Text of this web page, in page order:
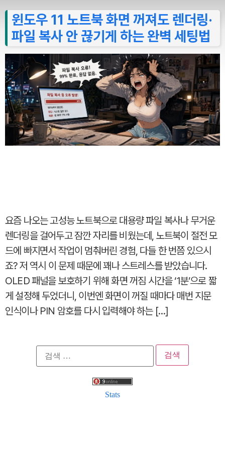
윈도우 11 노트북 화면 꺼져도 렌더링·
파일 복사 안 끊기게 하는 완벽 세팅법
요즘 나오는 고성능 노트북으로 대용량 파일 복사나 무거운
렌더링을 걸어두고 잠깐 자리를 비웠는데, 노트북이 절전 모
드에 빠지면서 작업이 멈춰버린 경험, 다들 한 번쯤 있으시
죠? 저 역시 이 문제 때문에 꽤나 스트레스를 받았습니다.
OLED 패널을 보호하기 위해 화면 꺼짐 시간을 ‘1분’으로 짧
게 설정해 두었더니, 이번엔 화면이 꺼질 때마다 매번 지문
인식이나 PIN 암호를 다시 입력해야 하는 […]
검
색:
Stats